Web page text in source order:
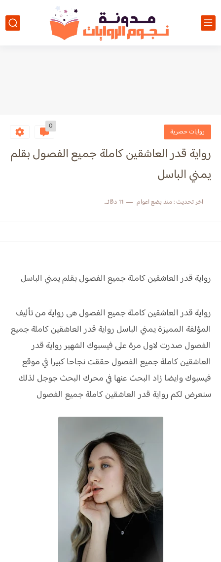
روايات حصرية
0
رواية قدر العاشقين كاملة جميع الفصول بقلم
يمني الباسل
اخر تحديث :منذ بضع اعوام 11 دقائق للقراءة
رواية قدر العاشقين كاملة جميع الفصول بقلم يمني الباسل
رواية قدر العاشقين كاملة جميع الفصول هى رواية من تأليف
المؤلفة المميزة يمني الباسل رواية قدر العاشقين كاملة جميع
الفصول صدرت لاول مرة على فيسبوك الشهير رواية قدر
العاشقين كاملة جميع الفصول حققت نجاحا كبيرا في موقع
فيسبوك وايضا زاد البحث عنها في محرك البحث جوجل لذلك
سنعرض لكم رواية قدر العاشقين كاملة جميع الفصول